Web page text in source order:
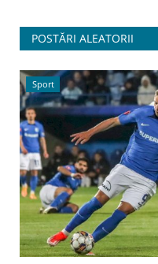
POSTĂRI ALEATORII
Sport